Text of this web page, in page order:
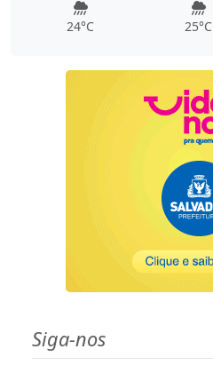
24°C 25°C
Siga-nos